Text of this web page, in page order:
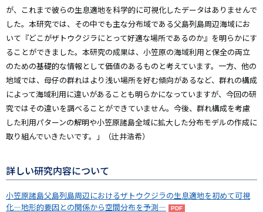
が、これまで彼らの生息適地を科学的に可視化したデータはありませんで
した。本研究では、その中でも主な分布域である父島列島周辺海域にお
いて『どこがザトウクジラにとって好適な場所であるのか』を明らかにす
ることができました。本研究の成果は、小笠原の海域利用と保全の両立
のための基礎的な情報として価値のあるものと考えています。一方、他の
地域では、母仔の群れはより浅い場所を好む傾向があるなど、群れの構成
によって海域利用に違いがあることも明らかになっていますが、今回の研
究ではその違いを調べることができていません。今後、群れ構成を考慮
した利用パターンの解明や小笠原諸島全域に拡大した分布モデルの作成に
取り組んでいきたいです。」（辻井浩希）
詳しい研究内容について
小笠原諸島父島列島周辺におけるザトウクジラの生息適地を初めて可視
化―地形的要因との関係から空間分布を予測―